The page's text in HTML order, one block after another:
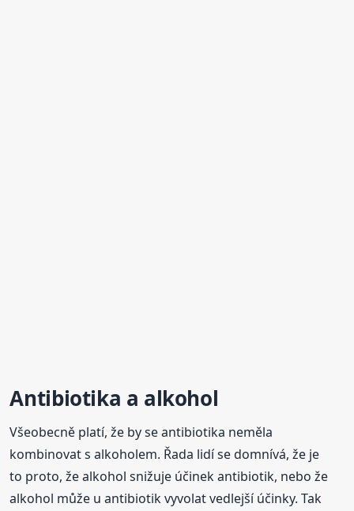
Antibiotika a alkohol
Všeobecně platí, že by se antibiotika neměla
kombinovat s alkoholem. Řada lidí se domnívá, že je
to proto, že alkohol snižuje účinek antibiotik, nebo že
alkohol může u antibiotik vyvolat vedlejší účinky. Tak